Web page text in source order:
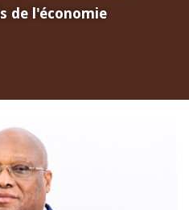
de l'économie